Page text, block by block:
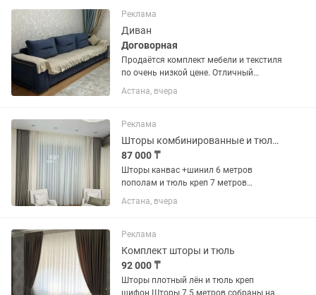
Реклама
Диван
Договорная
Продаётся комплект мебели и текстиля
по очень низкой цене. Отличный
вариант для тех, кто готов приложить
руки или ищет недорогие вещи для
диван (требует легкой...
Астана, вчера
Реклама
Шторы комбинированные и тюль комплект
87 000 ₸
Шторы канвас +шинил 6 метров
пополам и тюль креп 7 метров
собраны на складку
Астана, вчера
Реклама
Комплект шторы и тюль
92 000 ₸
Шторы плотный лён и тюль креп
шифон Шторы 7.5 метров собраны на